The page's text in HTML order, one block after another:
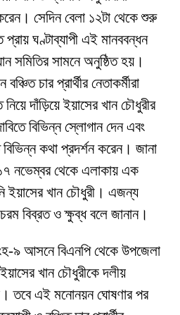
সেদিন বেলা ১২টা থেকে শুরু
প্রায় ঘণ্টাব্যাপী এই মানববন্ধন
সমিতির সামনে অনুষ্ঠিত হয়।
চার প্রার্থীর নেতাকর্মীরা
নিয়ে দাঁড়িয়ে ইয়াসের খান চৌধুরীর
বিভিন্ন স্লোগান দেন এবং
বিভিন্ন কথা প্রদর্শন করেন। জানা
নভেম্বর থেকে এলাকায় এক
ইয়াসের খান চৌধুরী। এজন্য
চরম বিব্রত ও ক্ষুব্ধ বলে জানান।
৯ আসনে বিএনপি থেকে উপজেলা
খান চৌধুরীকে দলীয়
তবে এই মনোনয়ন ঘোষণার পর